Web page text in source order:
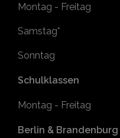
Montag - Freitag
Samstag*
Sonntag
Schulklassen
Montag - Freitag
Berlin &